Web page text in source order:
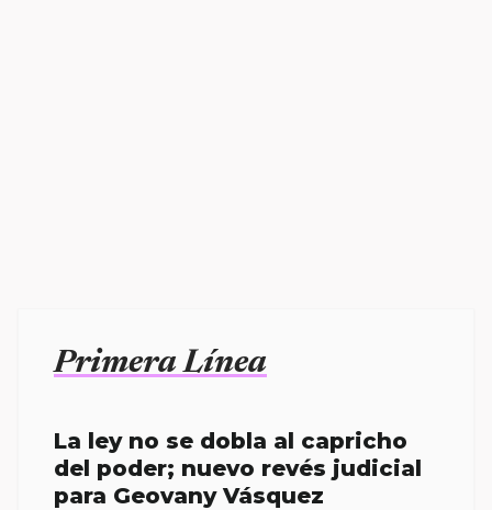
Primera Línea
La ley no se dobla al capricho
del poder; nuevo revés judicial
para Geovany Vásquez